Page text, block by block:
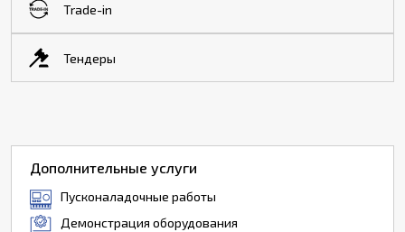
Trade-in
Тендеры
Дополнительные услуги
Пусконаладочные работы
Демонстрация оборудования